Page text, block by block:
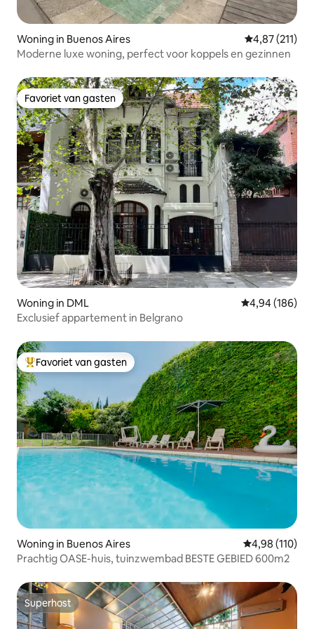
Woning in Buenos Aires Gemiddelde
4,87 (211)
Moderne luxe woning, perfect voor koppels en gezinnen
Favoriet van gasten
Favoriet van gasten
Woning in DML Gemiddelde
4,94 (186)
Exclusief appartement in Belgrano
Topfavoriet van gasten
Favoriet van gasten
Woning in Buenos Aires Gemiddelde
4,98 (110)
Prachtig OASE-huis, tuinzwembad BESTE GEBIED 600m2
Superhost
Superhost